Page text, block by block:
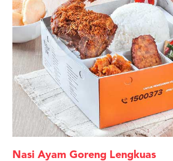
Nasi Ayam Goreng Lengkuas